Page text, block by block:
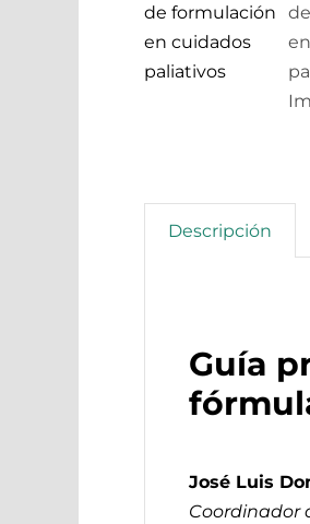
Descripción
Guía
José Luis
Coordinador